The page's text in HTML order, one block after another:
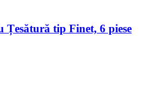
Țesătură tip Finet, 6 piese